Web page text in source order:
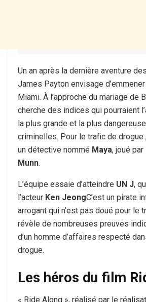
Un an après la dernière aventure
James Payton envisage
Miami. À l’approche du mariage de
cherche des indices qui pourraient
la plus grande et la plus
criminelles. Pour le trafic de drogue
un détective nommé Maya, joué par
Munn.
L’équipe essaie d’atteindre UN J,
l’acteur Ken JeongC’est un pirate
arrogant qui n’est pas doué pour le
révèle de nombreuses preuves
d’un homme d’affaires respecté
drogue.
Les héros du film
« Ride Along », réalisé par le